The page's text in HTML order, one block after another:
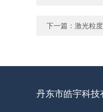
下一篇： 激光粒
丹东市皓宇科技